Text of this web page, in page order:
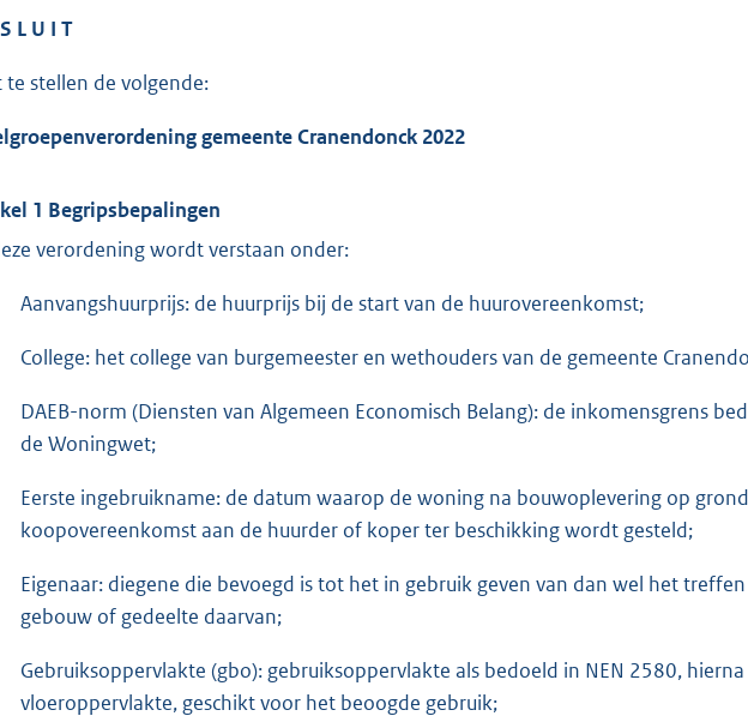
L U I T
te stellen de volgende:
gemeente Cranendonck 2022
1 Begripsbepalingen
verordening wordt verstaan onder:
Aanvangshuurprijs: de huurprijs bij de start van de huurovereenkomst;
College: het college van burgemeester en wethouders van de gemeente
DAEB-norm (Diensten van Algemeen Economisch Belang): de inkomensgrens
de Woningwet;
Eerste ingebruikname: de datum waarop de woning na bouwoplevering op
koopovereenkomst aan de huurder of koper ter beschikking wordt gesteld;
Eigenaar: diegene die bevoegd is tot het in gebruik geven van dan wel het
gebouw of gedeelte daarvan;
Gebruiksoppervlakte (gbo): gebruiksoppervlakte als bedoeld in NEN 2580,
vloeroppervlakte, geschikt voor het beoogde gebruik;